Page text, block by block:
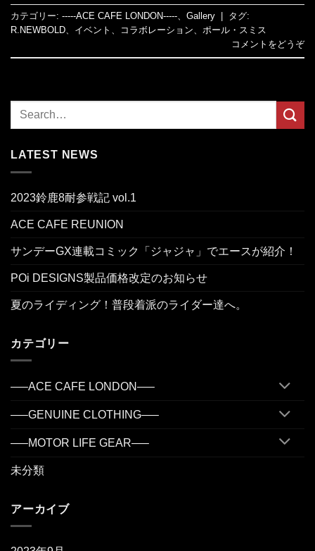
カテゴリー: -----ACE CAFE LONDON-----、 Gallery
タグ:
R.NEWBOLD、 イベント 、 コラボレーション、 ポール・スミス
コメントをどうぞ
LATEST NEWS
2023鈴鹿8耐参戦記 vol.1
ACE CAFE REUNION
サンデーGX連載コミック「ジャジャ」でエースが紹介！
POi DESIGNS製品価格改定のお知らせ
夏のライディング！普段着派のライダー達へ。
カテゴリー
—–ACE CAFE LONDON—–
—–GENUINE CLOTHING—–
—–MOTOR LIFE GEAR—–
未分類
アーカイブ